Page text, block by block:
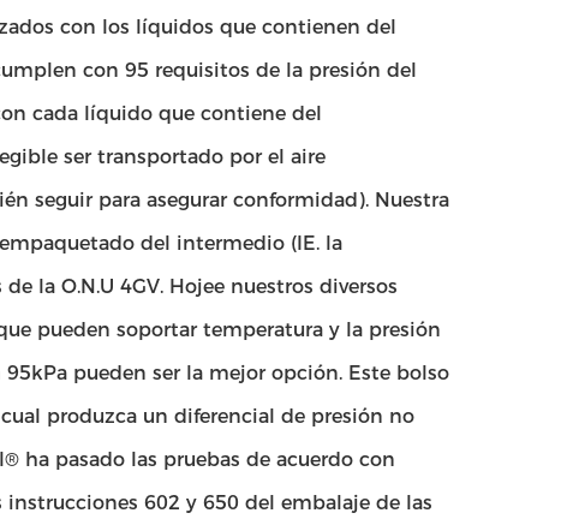
con los líquidos que contienen del
con 95 requisitos de la presión del
cada líquido que contiene del
ser transportado por el aire
seguir para asegurar conformidad). Nuestra
del intermedio (IE. la
la O.N.U 4GV. Hojee nuestros diversos
pueden soportar temperatura y la presión
pueden ser la mejor opción. Este bolso
produzca un diferencial de presión no
ha pasado las pruebas de acuerdo con
instrucciones 602 y 650 del embalaje de las